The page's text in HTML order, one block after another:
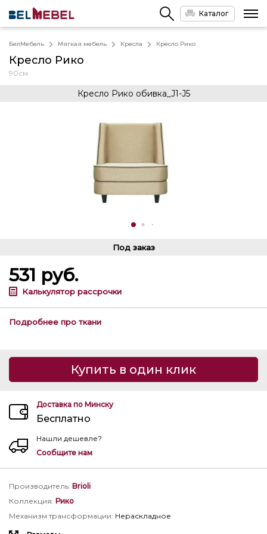
Каталог
БелМебель Мягкая мебель Кресла Кресло Рико
Кресло Рико
90см
Кресло Рико обивка_J1-J5
Под заказ
531 руб.
Калькулятор рассрочки
Подробнее про ткани
Купить в один клик
Доставка по Минску
Бесплатно
Нашли дешевле?
Сообщите нам
Производитель: Brioli
Коллекция: Рико
Механизм трансформации: Нераскладное